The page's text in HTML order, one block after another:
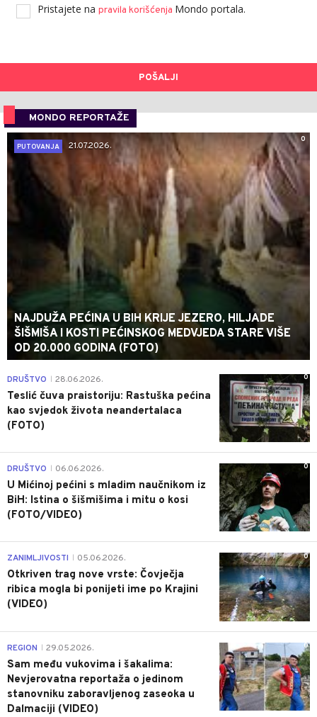
Pristajete na pravila korišćenja Mondo portala.
POŠALJI
MONDO REPORTAŽE
0
PUTOVANJA
21.07.2026.
NAJDUŽA PEĆINA U BIH KRIJE JEZERO, HILJADE
ŠIŠMIŠA I KOSTI PEĆINSKOG MEDVJEDA STARE VIŠE
OD 20.000 GODINA (FOTO)
0
DRUŠTVO 28.06.2026.
Teslić čuva praistoriju: Rastuška pećina
kao svjedok života neandertalaca
(FOTO)
0
DRUŠTVO 06.06.2026.
U Mićinoj pećini s mladim naučnikom iz
BiH: Istina o šišmišima i mitu o kosi
(FOTO/VIDEO)
0
ZANIMLJIVOSTI 05.06.2026.
Otkriven trag nove vrste: Čovječja
ribica mogla bi ponijeti ime po Krajini
(VIDEO)
0
REGION 29.05.2026.
Sam među vukovima i šakalima:
Nevjerovatna reportaža o jedinom
stanovniku zaboravljenog zaseoka u
Dalmaciji (VIDEO)